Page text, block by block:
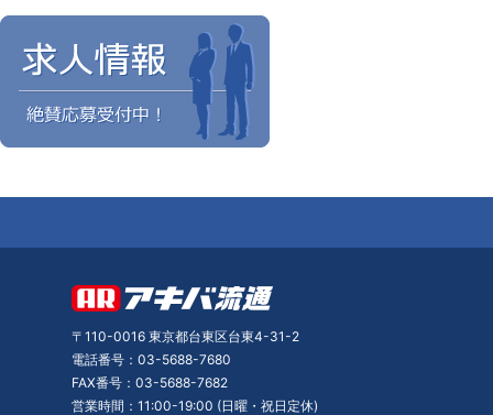
〒110-0016 東京都台東区台東4-31-2
電話番号：03-5688-7680
FAX番号：03-5688-7682
営業時間：11:00-19:00 (日曜・祝日定休)